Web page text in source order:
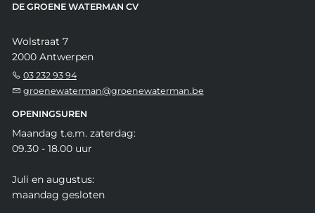
DE GROENE WATERMAN CV
Wolstraat 7
2000 Antwerpen
03 232 93 94
groenewaterman@groenewaterman.be
OPENINGSUREN
Maandag t.e.m. zaterdag:
09.30 - 18.00 uur
Juli en augustus:
maandag gesloten